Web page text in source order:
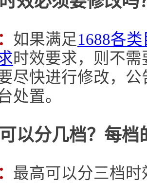
如果满足1688各
时效要求，则不
尽快进行修改，
处置。
以分几档？每档
最高可以分三档